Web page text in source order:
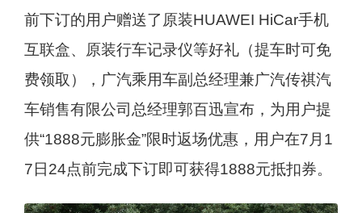
前下订的用户赠送了原装HUAWEI HiCar手机
互联盒、原装行车记录仪等好礼（提车时可免
费领取），广汽乘用车副总经理兼广汽传祺汽
车销售有限公司总经理郭百迅宣布，为用户提
供“1888元膨胀金”限时返场优惠，用户在7月1
7日24点前完成下订即可获得1888元抵扣券。